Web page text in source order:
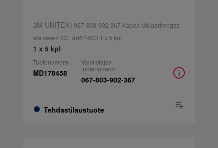
3M UNITEK| 067-803-902-367 Kapea Molaarirengas
ala vasen 33+ &067-803 1 x 5 kpl
1 x 5 kpl
Tuotenumero:
MD178458
Tehdastilaustuote
Valmistajan
tuotenumero:
067-803-902-367